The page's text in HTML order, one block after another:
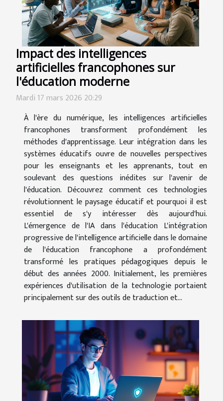
Impact des intelligences
artificielles francophones sur
l'éducation moderne
Mardi 17 mars 2026 20:29
À l'ère du numérique, les intelligences artificielles
francophones transforment profondément les
méthodes d'apprentissage. Leur intégration dans les
systèmes éducatifs ouvre de nouvelles perspectives
pour les enseignants et les apprenants, tout en
soulevant des questions inédites sur l'avenir de
l'éducation. Découvrez comment ces technologies
révolutionnent le paysage éducatif et pourquoi il est
essentiel de s'y intéresser dès aujourd'hui.
L'émergence de l'IA dans l'éducation L'intégration
progressive de l'intelligence artificielle dans le domaine
de l'éducation francophone a profondément
transformé les pratiques pédagogiques depuis le
début des années 2000. Initialement, les premières
expériences d'utilisation de la technologie portaient
principalement sur des outils de traduction et...